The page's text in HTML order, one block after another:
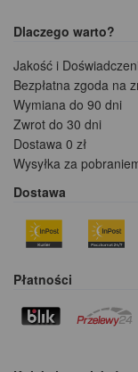
Dlaczego warto?
Jakość i
Bezpłatna zgoda na
Wymiana do 90 dni
Zwrot do 30 dni
Dostawa 0 zł
Wysyłka za
Dostawa
Płatności